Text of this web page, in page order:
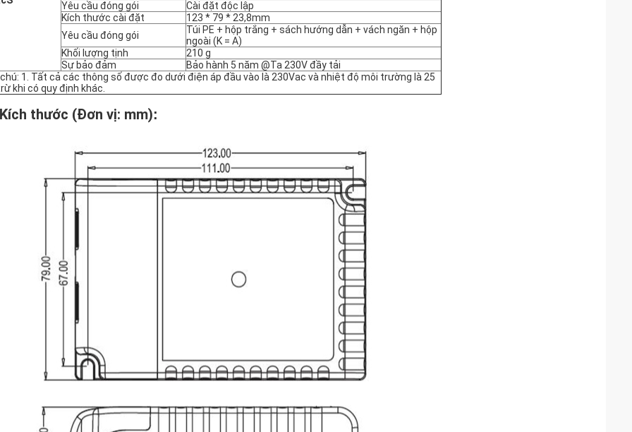
Yêu cầu đóng gói
Cài đặt độc lập
Kích thước cài đặt
123 * 79 * 23,8mm
Yêu cầu đóng gói
Túi PE + hộp trắng + sách hướng dẫn + vách ngăn + hộp
ngoài (K = A)
Khối lượng tịnh
210 g
Sự bảo đảm
Bảo hành 5 năm @Ta 230V đầy tải
chú: 1. Tất cả các thông số được đo dưới điện áp đầu vào là 230Vac và nhiệt độ môi trường là 25
khi có quy định khác.
Kích thước (Đơn vị: mm):